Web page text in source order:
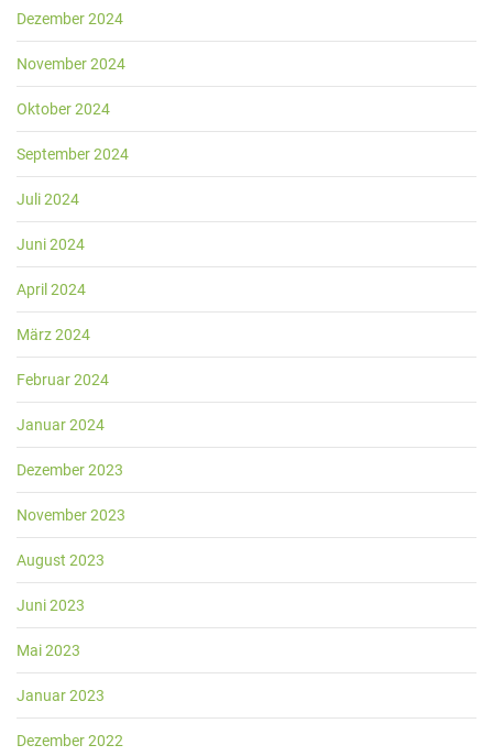
Dezember 2024
November 2024
Oktober 2024
September 2024
Juli 2024
Juni 2024
April 2024
März 2024
Februar 2024
Januar 2024
Dezember 2023
November 2023
August 2023
Juni 2023
Mai 2023
Januar 2023
Dezember 2022